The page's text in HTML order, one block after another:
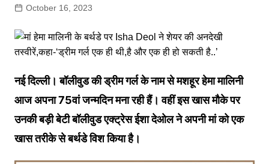
October 16, 2023
नई दिल्ली। बॉलीवुड की ड्रीम गर्ल के नाम से मशहूर हेमा मालिनी
आज अपना 75वां जन्मदिन मना रही हैं। वहीं इस खास मौके पर
उनकी बड़ी बेटी बॉलीवुड एक्ट्रेस ईशा देओल ने अपनी मां को एक
खास तरीके से बर्थडे विश किया है।